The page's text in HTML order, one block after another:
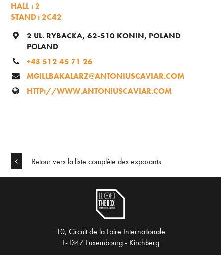
HALL : 2
STAND : 2C42
2 UL. RYBACKA, 62-510 KONIN, POLAND
POLAND
+48 512 45 71 26
MGILLBAKALARZ@ANTONIUSCAVIAR.COM
HTTP://WWW.ANTONIUSCAVIAR.COM
Retour vers la liste complète des exposants
10, Circuit de la Foire Internationale
L-1347 Luxembourg - Kirchberg